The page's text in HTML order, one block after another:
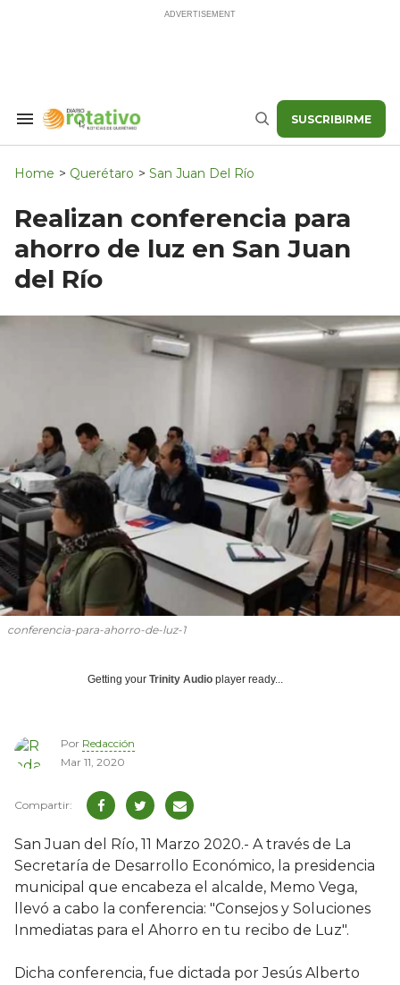
Search
Navigation
Buscar SUSCRIBIRME
Home > Querétaro > San Juan Del Río
Realizan conferencia para
ahorro de luz en San Juan
del Río
conferencia-para-ahorro-de-luz-1
Getting your Trinity Audio player ready...
Por Redacción
Mar 11, 2020
San Juan del Río, 11 Marzo 2020.- A través de La
Secretaría de Desarrollo Económico, la presidencia
municipal que encabeza el alcalde, Memo Vega,
llevó a cabo la conferencia: "Consejos y Soluciones
Inmediatas para el Ahorro en tu recibo de Luz".
Dicha conferencia, fue dictada por Jesús Alberto